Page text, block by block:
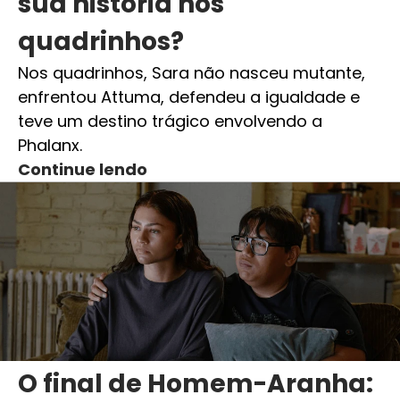
quadrinhos?
Nos quadrinhos, Sara não nasceu mutante,
enfrentou Attuma, defendeu a igualdade e
teve um destino trágico envolvendo a
Phalanx.
Continue lendo
O final de Homem-Aranha: